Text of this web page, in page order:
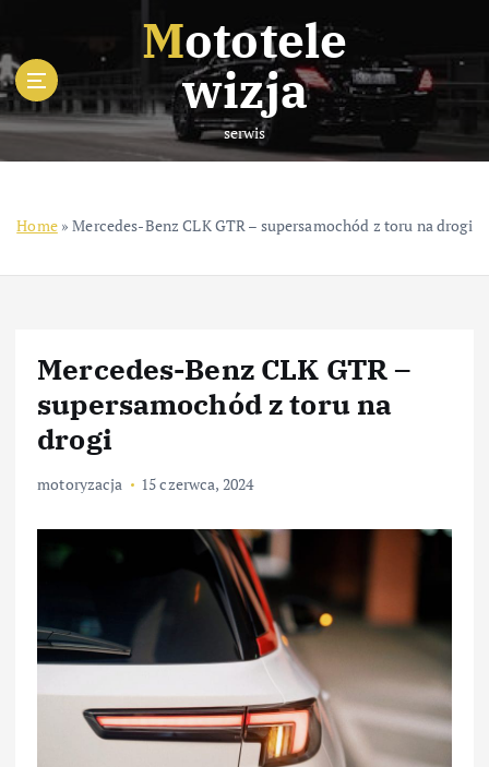
i
p
t
o
c
Mototele
wizja
serwis
Home»Mercedes-Benz CLK GTR – supersamochód z toru na drogi
Mercedes-Benz CLK GTR –
supersamochód z toru na
drogi
motoryzacja 15 czerwca, 2024